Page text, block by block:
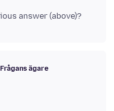
Frågans ägare